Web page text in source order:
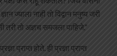
ज्याला नाही तो विद्वान मनुष्य जरी
तरी तो अज्ञच समजला पाहिजे.”
प्राप्त होते. ही प्रज्ञा प्राप्त